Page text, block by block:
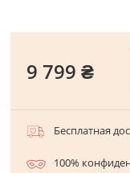
9 799 ₴
Бесплатная
100%